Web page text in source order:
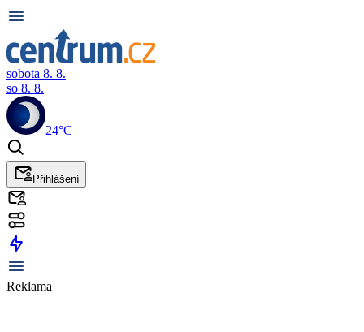
sobota 8. 8.
so 8. 8.
24°C
Přihlášení
Reklama